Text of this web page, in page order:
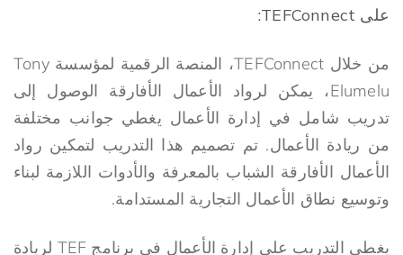
على TEFConnect:
من خلال TEFConnect، المنصة الرقمية لمؤسسة Tony
Elumelu، يمكن لرواد الأعمال الأفارقة الوصول إلى
تدريب شامل في إدارة الأعمال يغطي جوانب مختلفة
من ريادة الأعمال. تم تصميم هذا التدريب لتمكين رواد
الأعمال الأفارقة الشباب بالمعرفة والأدوات اللازمة لبناء
وتوسيع نطاق الأعمال التجارية المستدامة.
يغطي التدريب على إدارة الأعمال في برنامج TEF لريادة